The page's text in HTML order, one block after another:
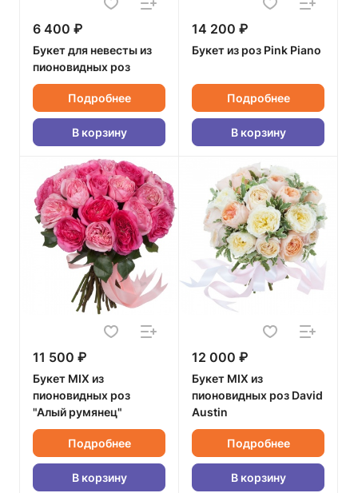
6 400 ₽
Букет для невесты из
пионовидных роз
Подробнее
В корзину
14 200 ₽
Букет из роз Pink Piano
Подробнее
В корзину
11 500 ₽
Букет MIX из
пионовидных роз
"Алый румянец"
Подробнее
В корзину
12 000 ₽
Букет MIX из
пионовидных роз David
Austin
Подробнее
В корзину